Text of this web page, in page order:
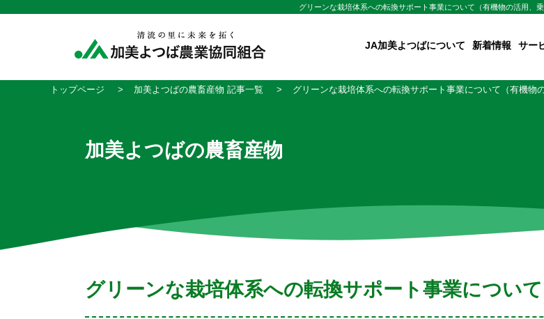
グリーンな栽培体系への転換サポート事業について（有機物の活用、
JA加美よつばについて 新着情報 サー
トップページ 加美よつばの農畜産物 記事一覧 グリーンな栽培体系への転換サポート事業について（有機物
加美よつばの農畜産物
グリーンな栽培体系への転換サポート事業について